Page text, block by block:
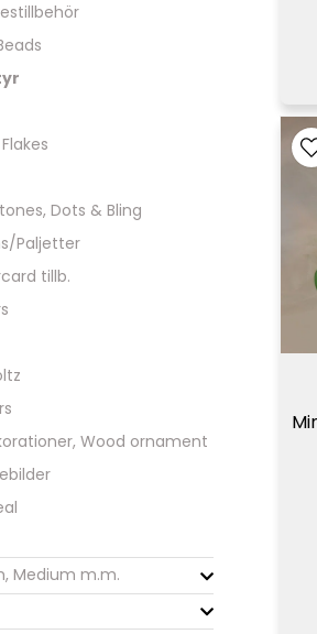
Dots & Bling
Paljetter
tillb.
Wood ornament
Medium m.m.